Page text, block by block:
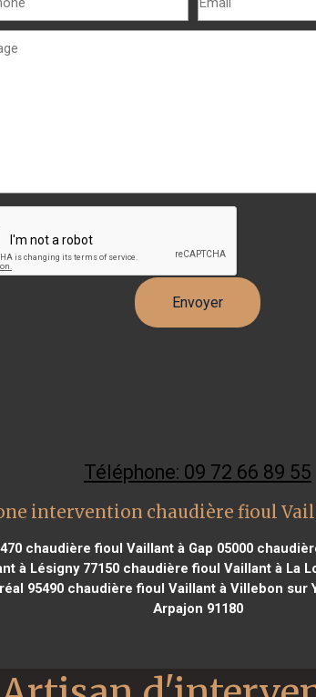
Téléphone: 09 72 66 89 55
intervention chaudière fioul
chaudière fioul Vaillant à Gap 05000
à Lésigny 77150 chaudière fioul Vaillant à La
95490chaudière fioul Vaillant à Villebon sur
Arpajon 91180